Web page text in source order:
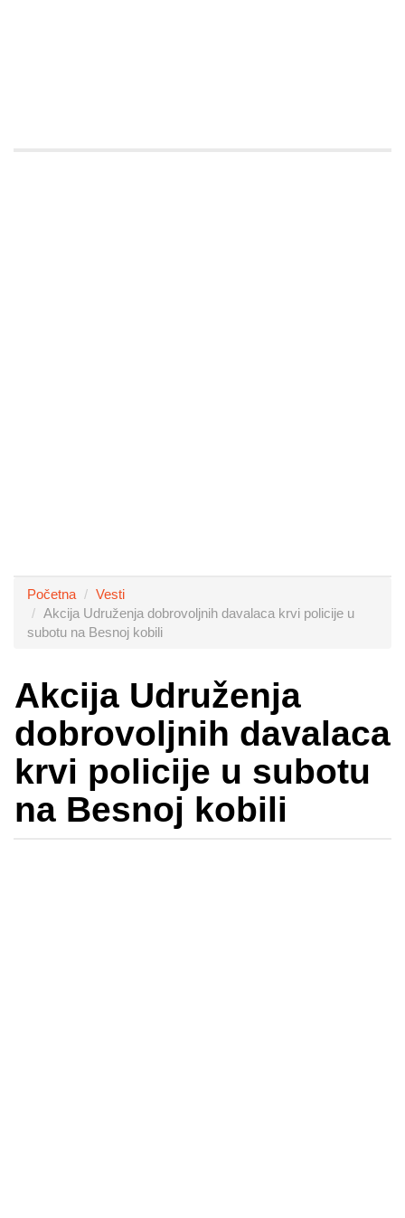
Početna
Vesti
Akcija Udruženja dobrovoljnih davalaca krvi policije u
subotu na Besnoj kobili
Akcija Udruženja
dobrovoljnih davalaca
krvi policije u subotu
na Besnoj kobili